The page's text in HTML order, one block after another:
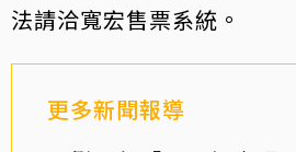
法請洽寬宏售票系統。
更多新聞報導